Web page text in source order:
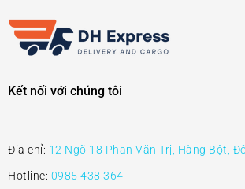
Kết nối với chúng tôi
Địa chỉ: 12 Ngõ 18 Phan Văn Trị, Hàng Bột,
Hotline: 0985 438 364